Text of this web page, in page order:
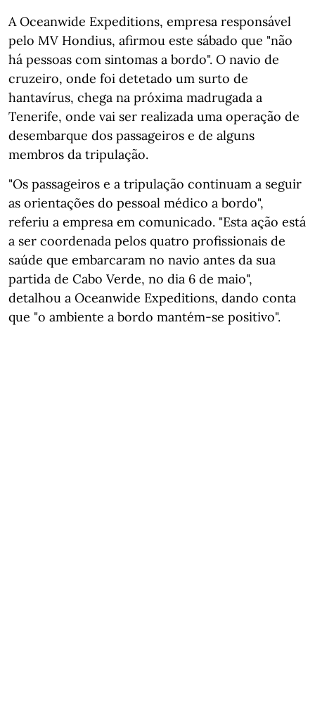
A Oceanwide Expeditions, empresa responsável
pelo MV Hondius, afirmou este sábado que "não
há pessoas com sintomas a bordo". O navio de
cruzeiro, onde foi detetado um surto de
hantavírus, chega na próxima madrugada a
Tenerife, onde vai ser realizada uma operação de
desembarque dos passageiros e de alguns
membros da tripulação.
"Os passageiros e a tripulação continuam a seguir
as orientações do pessoal médico a bordo",
referiu a empresa em comunicado. "Esta ação está
a ser coordenada pelos quatro profissionais de
saúde que embarcaram no navio antes da sua
partida de Cabo Verde, no dia 6 de maio",
detalhou a Oceanwide Expeditions, dando conta
que "o ambiente a bordo mantém-se positivo".